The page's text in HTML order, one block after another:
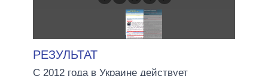
РЕЗУЛЬТАТ
С 2012 года в Украине действует